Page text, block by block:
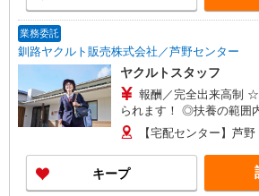
業務委託
釧路ヤクルト販売株式会社／芦野センター
ヤクルトスタッフ
報酬／完全出来高制 ☆少日数から気軽に始め
られます！ ◎扶養の範囲
えた高収入も応相談 月額80,000円〜 ※研修期間中
は日当支払あり（5日間：
【宅配センター】芦
キープ